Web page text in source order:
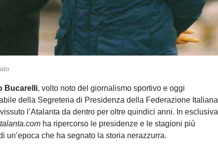
Bucarelli, volto noto del giornalismo sportivo e oggi
della Segreteria di Presidenza della Federazione Italiana
l’Atalanta da dentro per oltre quindici anni. In esclusiva
ha ripercorso le presidenze e le stagioni più
un’epoca che ha segnato la storia nerazzurra.